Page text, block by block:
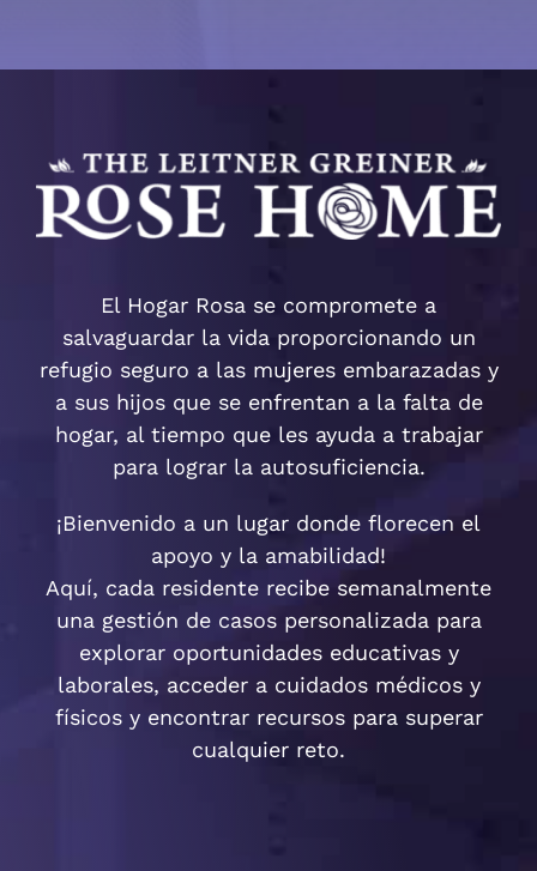
Español
El Hogar Rosa se compromete a
salvaguardar la vida proporcionando un
refugio seguro a las mujeres embarazadas y
a sus hijos que se enfrentan a la falta de
hogar, al tiempo que les ayuda a trabajar
para lograr la autosuficiencia.
¡Bienvenido a un lugar donde florecen el
apoyo y la amabilidad!
Aquí, cada residente recibe semanalmente
una gestión de casos personalizada para
explorar oportunidades educativas y
laborales, acceder a cuidados médicos y
físicos y encontrar recursos para superar
cualquier reto.